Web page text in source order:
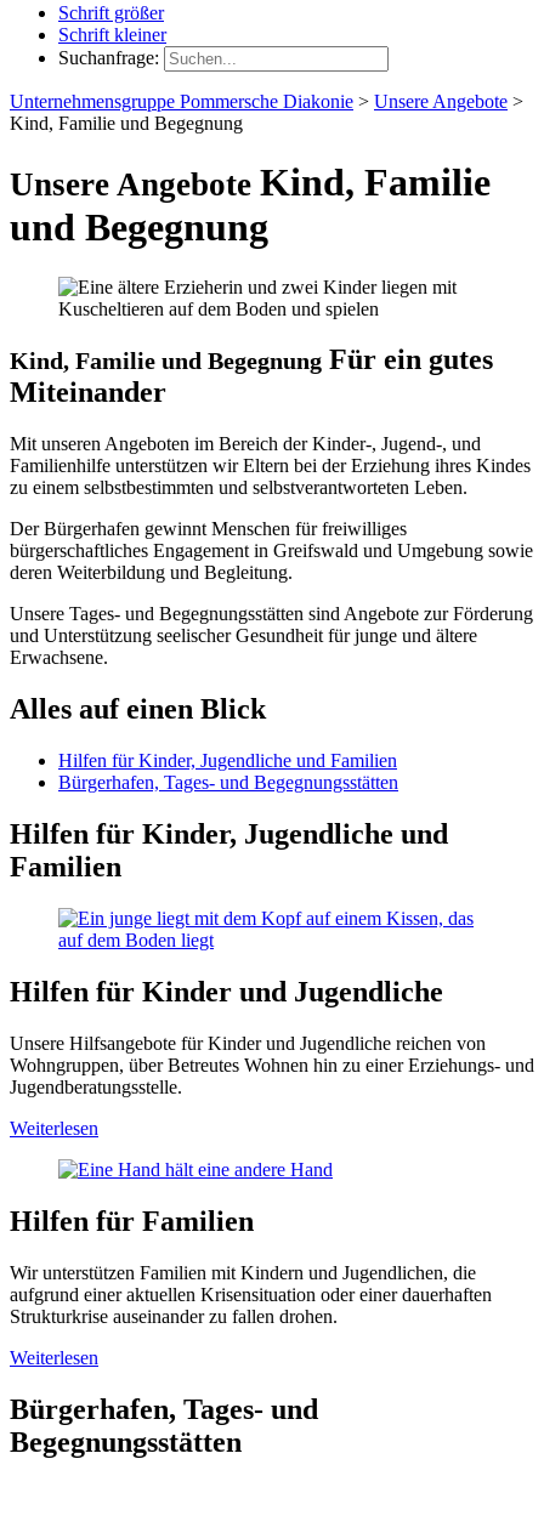
Schrift größer
Schrift kleiner
Suchanfrage:
Unternehmensgruppe Pommersche Diakonie > Unsere Angebote >
Kind, Familie und Begegnung
Unsere Angebote Kind, Familie
und Begegnung
Kind, Familie und Begegnung Für ein gutes
Miteinander
Mit unseren Angeboten im Bereich der Kinder-, Jugend-, und
Familienhilfe unterstützen wir Eltern bei der Erziehung ihres Kindes
zu einem selbstbestimmten und selbstverantworteten Leben.
Der Bürgerhafen gewinnt Menschen für freiwilliges
bürgerschaftliches Engagement in Greifswald und Umgebung sowie
deren Weiterbildung und Begleitung.
Unsere Tages- und Begegnungsstätten sind Angebote zur Förderung
und Unterstützung seelischer Gesundheit für junge und ältere
Erwachsene.
Alles auf einen Blick
Hilfen für Kinder, Jugendliche und Familien
Bürgerhafen, Tages- und Begegnungsstätten
Hilfen für Kinder, Jugendliche und
Familien
Hilfen für Kinder und Jugendliche
Unsere Hilfsangebote für Kinder und Jugendliche reichen von
Wohngruppen, über Betreutes Wohnen hin zu einer Erziehungs- und
Jugendberatungsstelle.
Weiterlesen
Hilfen für Familien
Wir unterstützen Familien mit Kindern und Jugendlichen, die
aufgrund einer aktuellen Krisensituation oder einer dauerhaften
Strukturkrise auseinander zu fallen drohen.
Weiterlesen
Bürgerhafen, Tages- und
Begegnungsstätten